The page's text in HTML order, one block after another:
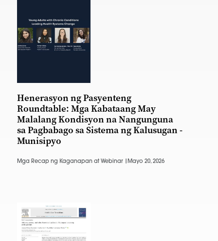
Henerasyon ng Pasyenteng
Roundtable: Mga Kabataang May
Malalang Kondisyon na Nangunguna
sa Pagbabago sa Sistema ng Kalusugan -
Munisipyo
Mga Recap ng Kaganapan at Webinar | Mayo 20, 2026